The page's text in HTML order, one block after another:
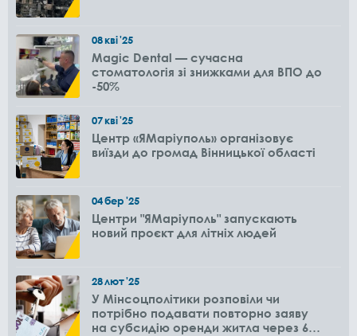
08кві'25
Magic Dental — сучасна
стоматологія зі знижками для ВПО до
-50%
07кві'25
Центр «ЯМаріуполь» організовує
виїзди до громад Вінницької області
04бер'25
Центри "ЯМаріуполь" запускають
новий проєкт для літніх людей
28лют'25
У Мінсоцполітики розповіли чи
потрібно подавати повторно заяву
на субсидію оренди житла через 6